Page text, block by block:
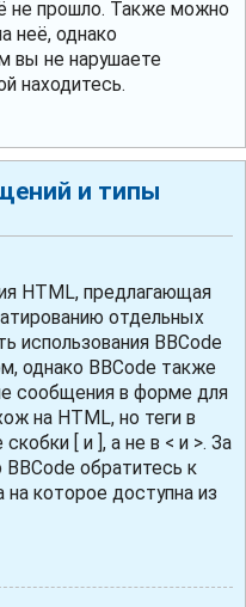
не прошло. Также можно
неё, однако
вы не нарушаете
находитесь.
и типы
HTML, предлагающая
отдельных
использования BBCode
однако BBCode также
сообщения в форме для
на HTML, но теги в
[ и ], а не в < и >. За
обратитесь к
на которое доступна из